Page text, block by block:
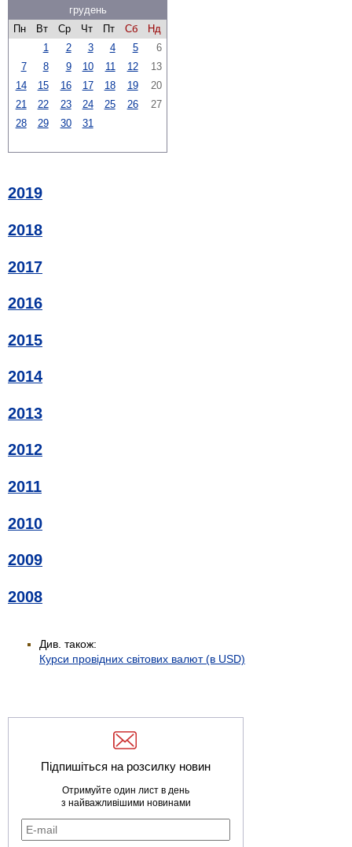
грудень
Пн
Вт Ср Чт Пт Сб
Нд
1
2 3 4 5
6
7
8 9 10 11 12
13
14
15 16 17 18 19
20
21
22 23 24 25 26
27
28
29 30 31
2019
2018
2017
2016
2015
2014
2013
2012
2011
2010
2009
2008
Див. також:
Курси провідних світових валют (в USD)
Підпишіться на розсилку новин
Отримуйте один лист в день
з найважливішими новинами